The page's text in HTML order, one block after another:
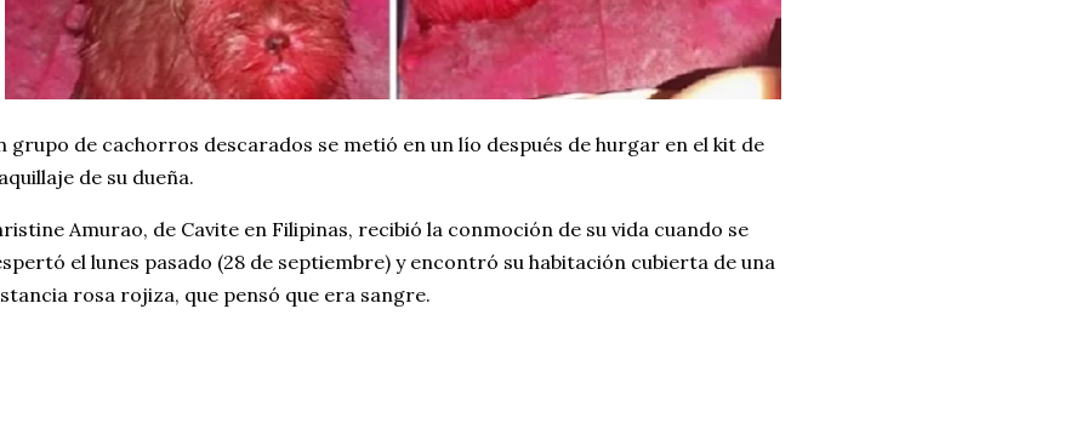
grupo de cachorros descarados se metió en un lío después de hurgar en el kit de
de su dueña.
Amurao, de Cavite en Filipinas, recibió la conmoción de su vida cuando se
el lunes pasado (28 de septiembre) y encontró su habitación cubierta de una
rosa rojiza, que pensó que era sangre.